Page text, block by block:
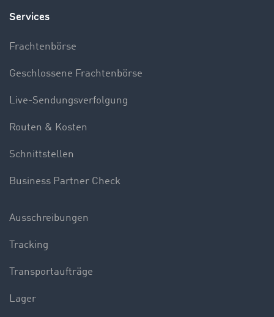
Services
Frachtenbörse
Geschlossene Frachtenbörse
Live-Sendungsverfolgung
Routen & Kosten
Schnittstellen
Business Partner Check
Ausschreibungen
Tracking
Transportaufträge
Lager